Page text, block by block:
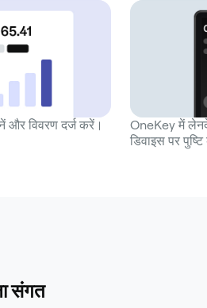
और विवरण दर्ज करें।
OneKey में
डिवाइस पर
संगत